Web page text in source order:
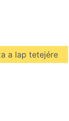
a lap tetejére